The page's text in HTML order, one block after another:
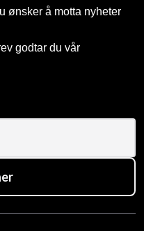
ønsker å motta nyheter
godtar du vår